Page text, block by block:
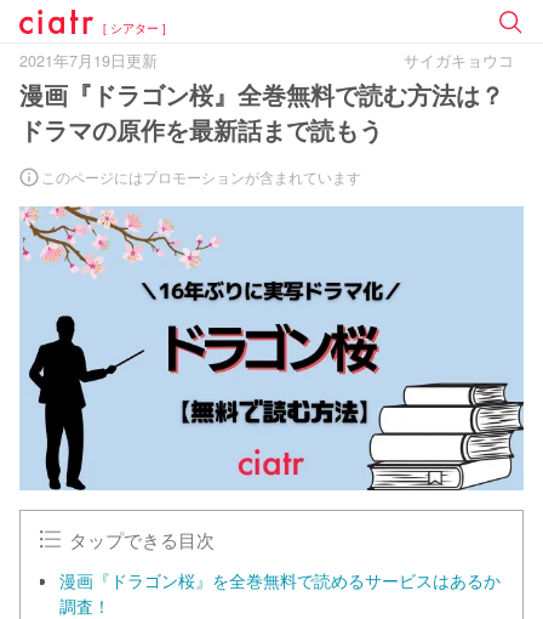
[ シアター ]
2021年7月19日更新 サイガキョウコ
漫画『ドラゴン桜』全巻無料で読む方法は？
ドラマの原作を最新話まで読もう
このページにはプロモーションが含まれています
タップできる目次
漫画『ドラゴン桜』を全巻無料で読めるサービスはあるか
調査！